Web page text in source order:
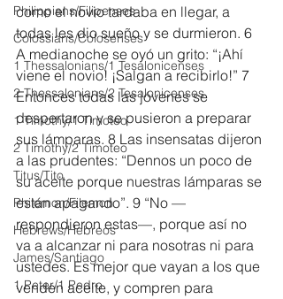
Philippians/Filipenses
Colossians/Colosenses
1 Thessalonians/1 Tesalonicenses
2 Thessalonians/2 Tesalonicenses
1 Timothy/1 Timoteo
2 Timothy/2 Timoteo
Titus/Tito
Philemon/Filemon
Hebrews/Hebreos
James/Santiago
1 Peter/1 Pedro
como el novio tardaba en llegar, a
todas les dio sueño y se durmieron. 6
A medianoche se oyó un grito: “¡Ahí
viene el novio! ¡Salgan a recibirlo!” 7
Entonces todas las jóvenes se
despertaron y se pusieron a preparar
sus lámparas. 8 Las insensatas dijeron
a las prudentes: “Dennos un poco de
su aceite porque nuestras lámparas se
están apagando”. 9 “No —
respondieron estas—, porque así no
va a alcanzar ni para nosotras ni para
ustedes. Es mejor que vayan a los que
venden aceite, y compren para